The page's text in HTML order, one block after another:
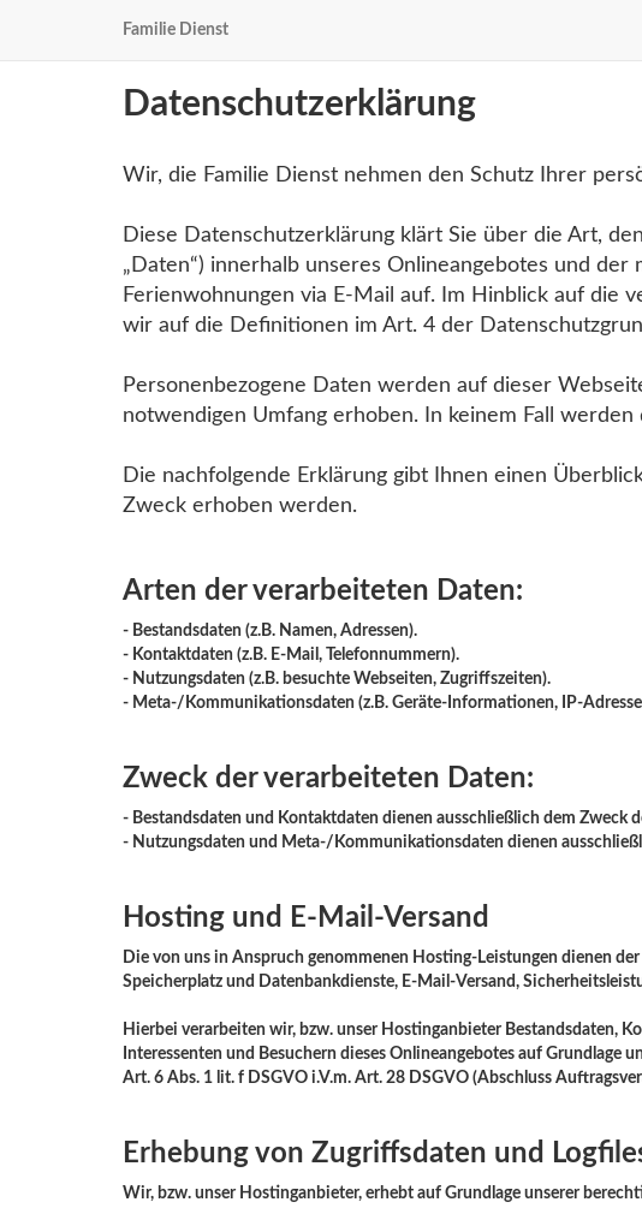
Familie Dienst
Datenschutzerklärung
Wir, die Familie Dienst nehmen den Schutz Ihrer
Diese Datenschutzerklärung klärt Sie über die Art,
„Daten“) innerhalb unseres Onlineangebotes und
Ferienwohnungen via E-Mail auf. Im Hinblick auf die
wir auf die Definitionen im Art. 4 der
Personenbezogene Daten werden auf dieser
notwendigen Umfang erhoben. In keinem Fall
Die nachfolgende Erklärung gibt Ihnen einen
Zweck erhoben werden.
Arten der verarbeiteten Daten:
- Bestandsdaten (z.B. Namen, Adressen).
- Kontaktdaten (z.B. E-Mail, Telefonnummern).
- Nutzungsdaten (z.B. besuchte Webseiten, Zugriffszeiten).
- Meta-/Kommunikationsdaten (z.B. Geräte-Informationen, IP-
Zweck der verarbeiteten Daten:
- Bestandsdaten und Kontaktdaten dienen ausschließlich dem Zweck
- Nutzungsdaten und Meta-/Kommunikationsdaten dienen
Hosting und E-Mail-Versand
Die von uns in Anspruch genommenen Hosting-Leistungen dienen
Speicherplatz und Datenbankdienste, E-Mail-Versand,
Hierbei verarbeiten wir, bzw. unser Hostinganbieter Bestandsdaten,
Interessenten und Besuchern dieses Onlineangebotes auf Grundlage
Art. 6 Abs. 1 lit. f DSGVO i.V.m. Art. 28 DSGVO (Abschluss
Erhebung von Zugriffsdaten und
Wir, bzw. unser Hostinganbieter, erhebt auf Grundlage unserer